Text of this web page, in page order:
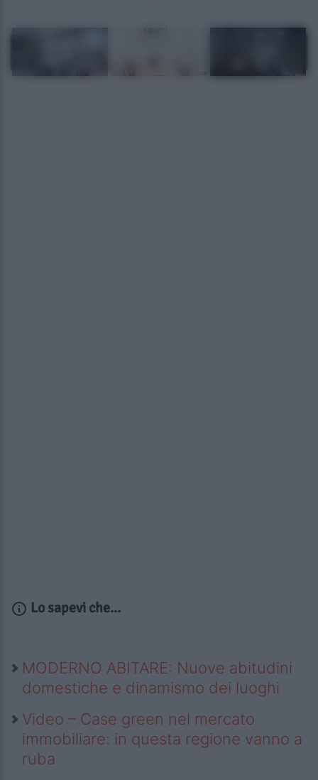
Lo sapevi che...
MODERNO ABITARE: Nuove abitudini
domestiche e dinamismo dei luoghi
Video – Case green nel mercato
immobiliare: in questa regione vanno a
ruba